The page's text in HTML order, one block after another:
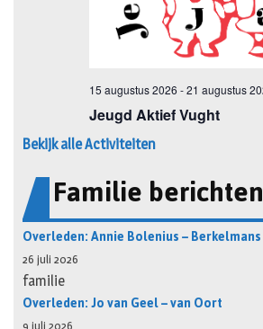
Bekijk alle Activiteiten
Familie berichten
Overleden: Annie Bolenius – Berkelmans
26 juli 2026
familie
Overleden: Jo van Geel – van Oort
9 juli 2026